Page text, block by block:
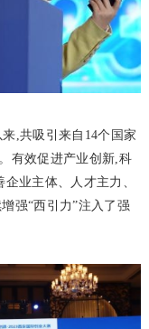
,共吸引来自14个国家
有效促进产业创新,科
业主体、人才主力、
强“西引力”注入了强